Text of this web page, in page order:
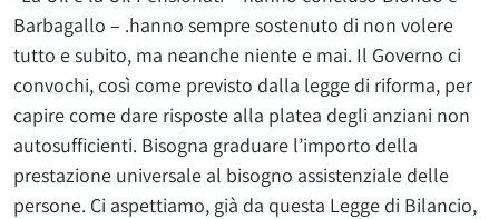
Barbagallo – .hanno sempre sostenuto di non volere
tutto e subito, ma neanche niente e mai. Il Governo ci
convochi, così come previsto dalla legge di riforma, per
capire come dare risposte alla platea degli anziani non
autosufficienti. Bisogna graduare l’importo della
prestazione universale al bisogno assistenziale delle
persone. Ci aspettiamo, già da questa Legge di Bilancio,